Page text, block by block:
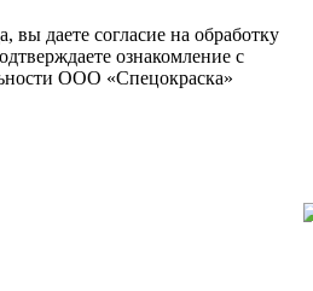
вы даете согласие на обработку
ознакомление с
ООО «Спецокраска»